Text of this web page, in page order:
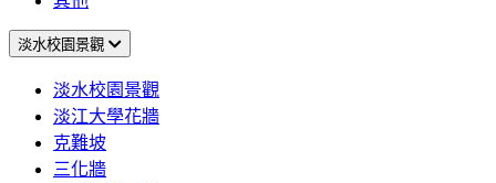
淡水校園景觀
淡水校園景觀
淡江大學花牆
克難坡
三化牆